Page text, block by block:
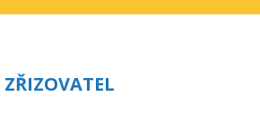
ZŘIZOVATEL